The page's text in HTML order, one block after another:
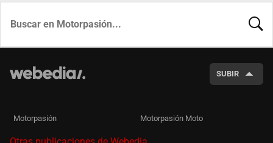
SUBIR
Motorpasión Motorpasión Moto